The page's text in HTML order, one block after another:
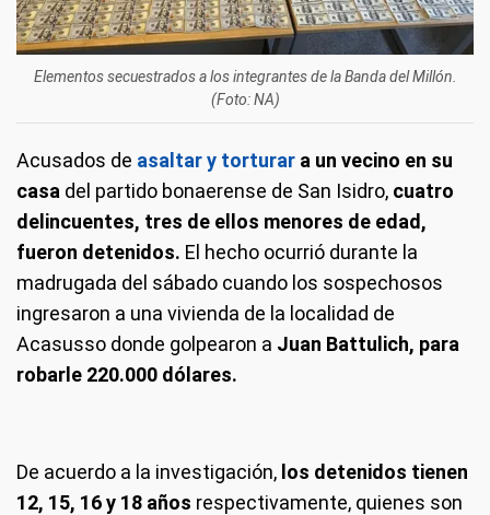
Elementos secuestrados a los integrantes de la Banda del Millón.
(Foto: NA)
Acusados de asaltar y torturar a un vecino en su
casa del partido bonaerense de San Isidro, cuatro
delincuentes, tres de ellos menores de edad,
fueron detenidos. El hecho ocurrió durante la
madrugada del sábado cuando los sospechosos
ingresaron a una vivienda de la localidad de
Acasusso donde golpearon a Juan Battulich, para
robarle 220.000 dólares.
De acuerdo a la investigación, los detenidos tienen
12, 15, 16 y 18 años respectivamente, quienes son